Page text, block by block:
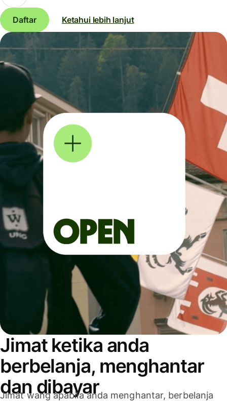
Daftar Ketahui lebih lanjut
Jimat ketika anda
berbelanja, menghantar
dan dibayar
Jimat wang apabila anda menghantar, berbelanja